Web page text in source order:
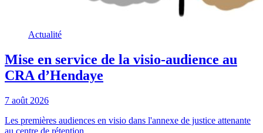
Actualité
Mise en service de la visio-audience au
CRA d’Hendaye
7 août 2026
Les premières audiences en visio dans l'annexe de justice attenante
au centre de rétention ...